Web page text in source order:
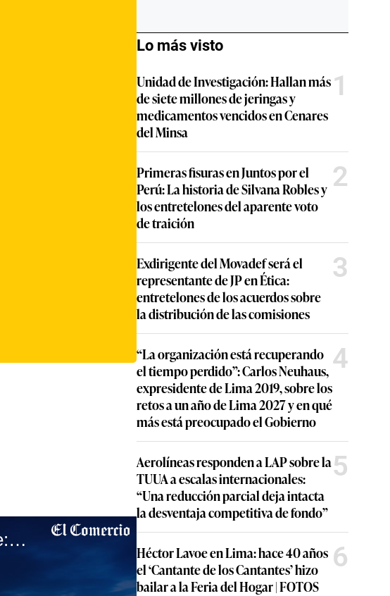
Nuevo formato de la UEFA Champions League: ¿Cuáles son los cambios que se darán en la próxima temporada?
Lo más visto
Unidad de Investigación: Hallan más
de siete millones de jeringas y
medicamentos vencidos en Cenares
del Minsa
1
Primeras fisuras en Juntos por el
Perú: La historia de Silvana Robles y
los entretelones del aparente voto
de traición
2
Exdirigente del Movadef será el
representante de JP en Ética:
entretelones de los acuerdos sobre
la distribución de las comisiones
3
“La organización está recuperando
el tiempo perdido”: Carlos Neuhaus,
expresidente de Lima 2019, sobre los
retos a un año de Lima 2027 y en qué
más está preocupado el Gobierno
4
Aerolíneas responden a LAP sobre la
TUUA a escalas internacionales:
“Una reducción parcial deja intacta
la desventaja competitiva de fondo”
5
Héctor Lavoe en Lima: hace 40 años
el ‘Cantante de los Cantantes’ hizo
bailar a la Feria del Hogar | FOTOS
6